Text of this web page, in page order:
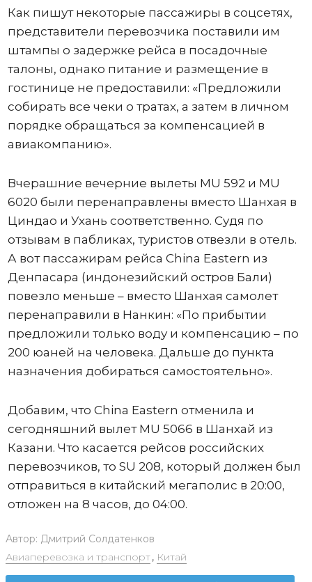
Как пишут некоторые пассажиры в соцсетях,
представители перевозчика поставили им
штампы о задержке рейса в посадочные
талоны, однако питание и размещение в
гостинице не предоставили: «Предложили
собирать все чеки о тратах, а затем в личном
порядке обращаться за компенсацией в
авиакомпанию».
Вчерашние вечерние вылеты MU 592 и MU
6020 были перенаправлены вместо Шанхая в
Циндао и Ухань соответственно. Судя по
отзывам в пабликах, туристов отвезли в отель.
А вот пассажирам рейса China Eastern из
Денпасара (индонезийский остров Бали)
повезло меньше – вместо Шанхая самолет
перенаправили в Нанкин: «По прибытии
предложили только воду и компенсацию – по
200 юаней на человека. Дальше до пункта
назначения добираться самостоятельно».
Добавим, что China Eastern отменила и
сегодняшний вылет MU 5066 в Шанхай из
Казани. Что касается рейсов российских
перевозчиков, то SU 208, который должен был
отправиться в китайский мегаполис в 20:00,
отложен на 8 часов, до 04:00.
Автор: Дмитрий Солдатенков
Авиаперевозка и транспорт, Китай